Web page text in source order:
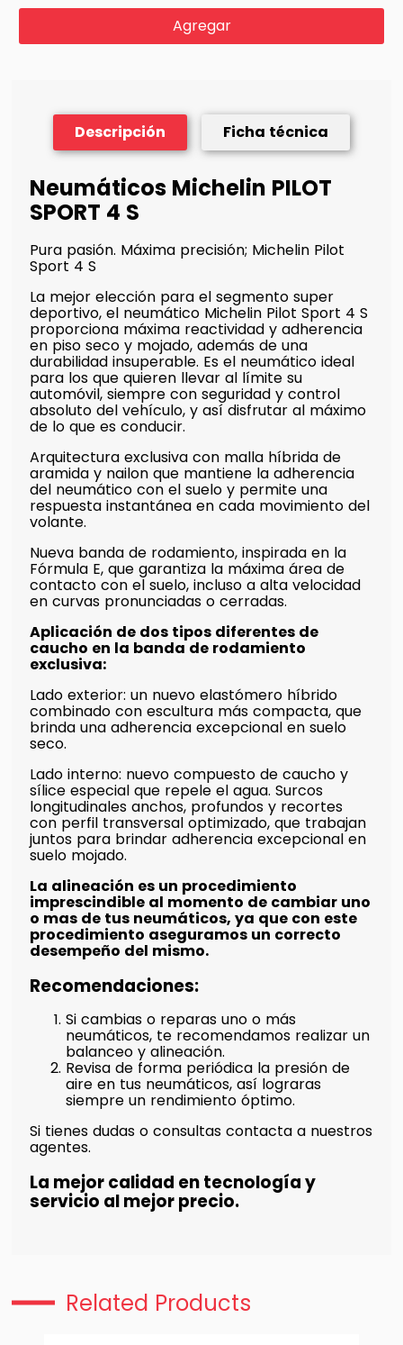
Agregar
Descripción Ficha técnica
Neumáticos Michelin PILOT
SPORT 4 S
Pura pasión. Máxima precisión; Michelin Pilot
Sport 4 S
La mejor elección para el segmento super
deportivo, el neumático Michelin Pilot Sport 4 S
proporciona máxima reactividad y adherencia
en piso seco y mojado, además de una
durabilidad insuperable. Es el neumático ideal
para los que quieren llevar al límite su
automóvil, siempre con seguridad y control
absoluto del vehículo, y así disfrutar al máximo
de lo que es conducir.
Arquitectura exclusiva con malla híbrida de
aramida y nailon que mantiene la adherencia
del neumático con el suelo y permite una
respuesta instantánea en cada movimiento del
volante.
Nueva banda de rodamiento, inspirada en la
Fórmula E, que garantiza la máxima área de
contacto con el suelo, incluso a alta velocidad
en curvas pronunciadas o cerradas.
Aplicación de dos tipos diferentes de
caucho en la banda de rodamiento
exclusiva:
Lado exterior: un nuevo elastómero híbrido
combinado con escultura más compacta, que
brinda una adherencia excepcional en suelo
seco.
Lado interno: nuevo compuesto de caucho y
sílice especial que repele el agua. Surcos
longitudinales anchos, profundos y recortes
con perfil transversal optimizado, que trabajan
juntos para brindar adherencia excepcional en
suelo mojado.
La alineación es un procedimiento
imprescindible al momento de cambiar uno
o mas de tus neumáticos, ya que con este
procedimiento aseguramos un correcto
desempeño del mismo.
Recomendaciones:
Si cambias o reparas uno o más
neumáticos, te recomendamos realizar un
balanceo y alineación.
Revisa de forma periódica la presión de
aire en tus neumáticos, así lograras
siempre un rendimiento óptimo.
Si tienes dudas o consultas contacta a nuestros
agentes.
La mejor calidad en tecnología y
servicio al mejor precio.
Related Products